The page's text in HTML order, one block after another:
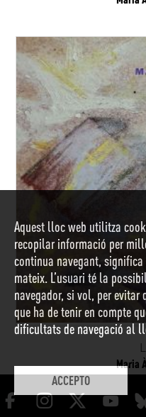
Maria
Aquest lloc web utilitza
recopilar informació per
continua navegant,
mateix. L’usuari té la
navegador, si vol, per evitar
que ha de tenir en compte
dificultats de navegació al
ACCEPTO